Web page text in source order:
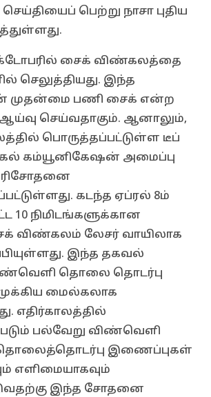
பெற்று நாசா புதிய
சைக் விண்கலத்தை
செலுத்தியது. இந்த
முதன்மை பணி சைக் என்ற
செய்வதாகும். ஆனாலும்,
பொருத்தப்பட்டுள்ள டீப்
கம்யூனிகேஷன் அமைப்பு
கடந்த ஏப்ரல் 8ம்
10 நிமிடங்களுக்கான
விண்கலம் லேசர் வாயிலாக
இந்த தகவல்
தொலை தொடர்பு
மைல்கலாக
எதிர்காலத்தில்
பல்வேறு விண்வெளி
தொலைத்தொடர்பு இணைப்புகள்
எளிமையாகவும்
இந்த சோதனை